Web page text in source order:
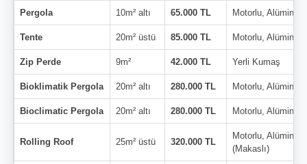
Pergola 10m² altı 65.000 TL Motorlu,
Tente 20m² üstü 85.000 TL Motorlu,
Zip Perde 9m² 42.000 TL Yerli Kumaş
Bioklimatik Pergola 20m² altı 280.000 TL Motorlu,
Bioclimatic Pergola 20m² altı 280.000 TL Motorlu,
Rolling Roof 25m² üstü 320.000 TL
Motorlu,
(Makaslı)